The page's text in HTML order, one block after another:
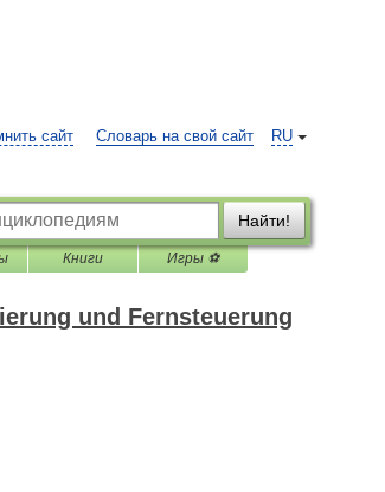
RU
сайт Словарь на свой сайт
Найти!
Книги Игры ⚽
und Fernsteuerung